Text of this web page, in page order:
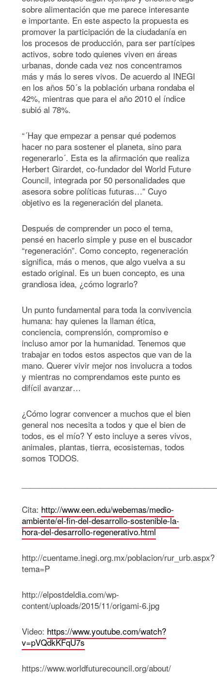
sobre alimentación que me parece interesante
e importante. En este aspecto la propuesta es
promover la participación de la ciudadanía en
los procesos de producción, para ser partícipes
activos, sobre todo quienes viven en áreas
urbanas, donde cada vez nos concentramos
más y más lo seres vivos. De acuerdo al INEGI
en los años 50´s la población urbana rondaba el
42%, mientras que para el año 2010 el índice
subió al 78%.
“´Hay que empezar a pensar qué podemos
hacer no para sostener el planeta, sino para
regenerarlo´. Esta es la afirmación que realiza
Herbert Girardet, co-fundador del World Future
Council, integrada por 50 personalidades que
asesora sobre políticas futuras…” Cuyo
objetivo es la regeneración del planeta.
Después de comprender un poco el tema,
pensé en hacerlo simple y puse en el buscador
“regeneración”. Como concepto, regeneración
significa, más o menos, que algo vuelva a su
estado original. Es un buen concepto, es una
grandiosa idea, ¿cómo lograrlo?
Un punto fundamental para toda la convivencia
humana: hay quienes la llaman ética,
conciencia, comprensión, compromiso e
incluso amor por la humanidad. Tenemos que
trabajar en todos estos aspectos que van de la
mano. Querer vivir mejor nos involucra a todos
y mientras no comprendamos este punto es
difícil avanzar…
¿Cómo lograr convencer a muchos que el bien
general nos necesita a todos y que el bien de
todos, es el mío? Y esto incluye a seres vivos,
animales, plantas, tierra, ecosistemas, todos
somos TODOS.
Cita: http://www.een.edu/webemas/medio-
ambiente/el-fin-del-desarrollo-sostenible-la-
hora-del-desarrollo-regenerativo.html
http://cuentame.inegi.org.mx/poblacion/rur_urb.aspx?
tema=P
http://elpostdeldia.com/wp-
content/uploads/2015/11/origami-6.jpg
Video: https://www.youtube.com/watch?
v=pVQdkKFqU7s
https://www.worldfuturecouncil.org/about/